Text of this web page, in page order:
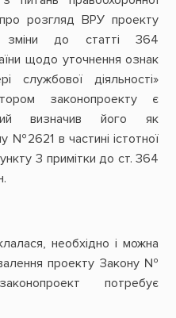
розгляд ВРУ проекту
зміни до статті 364
щодо уточнення ознак
службової діяльності»
законопроекту є
визначив його як
№2621 в частині істотної
3 примітки до ст. 364
необхідно і можна
проекту Закону №
потребує